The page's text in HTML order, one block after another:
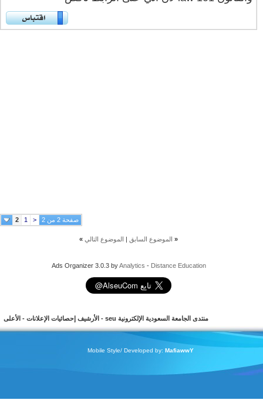
صفحة 2 من 2 <
1
الموضوع السابق| الموضوع التالي »
Ads Organizer 3.0.3 byAnalytics -Distance Education
منتدى الجامعة السعودية الإلكترونية seu - الأرشيف إحصائيات الإعلانات- الأعلى
Mobile Style/ Developed by:MafiawwY